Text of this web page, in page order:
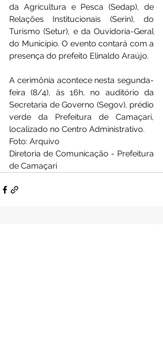
da Agricultura e Pesca (Sedap), de
Relações Institucionais (Serin), do
Turismo (Setur), e da Ouvidoria-Geral
do Município. O evento contará com a
presença do prefeito Elinaldo Araújo.
A cerimônia acontece nesta segunda-
feira (8/4), às 16h, no auditório da
Secretaria de Governo (Segov), prédio
verde da Prefeitura de Camaçari,
localizado no Centro Administrativo.
Foto: Arquivo
Diretoria de Comunicação - Prefeitura
de Camaçari
Ver tudo